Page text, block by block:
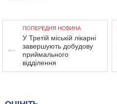
ПОПЕРЕДНЯ НОВИНА
У Третій міській лікарні
завершують добудову
приймального
відділення